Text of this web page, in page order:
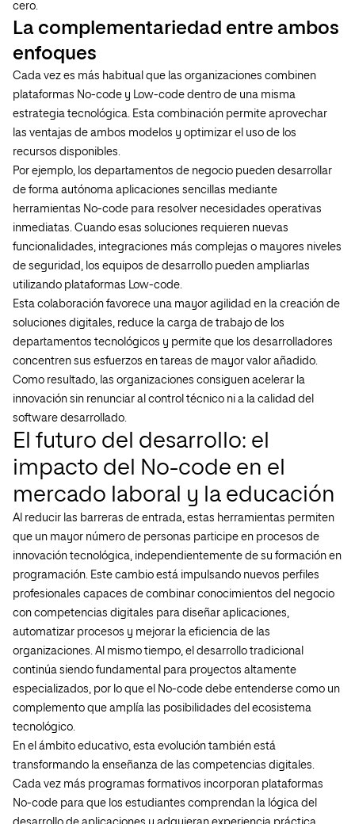
cero.
La complementariedad entre ambos
enfoques
Cada vez es más habitual que las organizaciones combinen
plataformas No-code y Low-code dentro de una misma
estrategia tecnológica. Esta combinación permite aprovechar
las ventajas de ambos modelos y optimizar el uso de los
recursos disponibles.
Por ejemplo, los departamentos de negocio pueden desarrollar
de forma autónoma aplicaciones sencillas mediante
herramientas No-code para resolver necesidades operativas
inmediatas. Cuando esas soluciones requieren nuevas
funcionalidades, integraciones más complejas o mayores niveles
de seguridad, los equipos de desarrollo pueden ampliarlas
utilizando plataformas Low-code.
Esta colaboración favorece una mayor agilidad en la creación de
soluciones digitales, reduce la carga de trabajo de los
departamentos tecnológicos y permite que los desarrolladores
concentren sus esfuerzos en tareas de mayor valor añadido.
Como resultado, las organizaciones consiguen acelerar la
innovación sin renunciar al control técnico ni a la calidad del
software desarrollado.
El futuro del desarrollo: el
impacto del No-code en el
mercado laboral y la educación
Al reducir las barreras de entrada, estas herramientas permiten
que un mayor número de personas participe en procesos de
innovación tecnológica, independientemente de su formación en
programación. Este cambio está impulsando nuevos perfiles
profesionales capaces de combinar conocimientos del negocio
con competencias digitales para diseñar aplicaciones,
automatizar procesos y mejorar la eficiencia de las
organizaciones. Al mismo tiempo, el desarrollo tradicional
continúa siendo fundamental para proyectos altamente
especializados, por lo que el No-code debe entenderse como un
complemento que amplía las posibilidades del ecosistema
tecnológico.
En el ámbito educativo, esta evolución también está
transformando la enseñanza de las competencias digitales.
Cada vez más programas formativos incorporan plataformas
No-code para que los estudiantes comprendan la lógica del